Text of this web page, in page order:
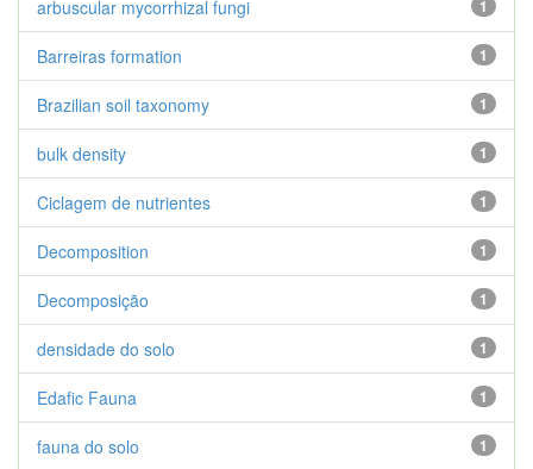
1
arbuscular mycorrhizal fungi
1
Barreiras formation
1
Brazilian soil taxonomy
1
bulk density
1
Ciclagem de nutrientes
1
Decomposition
1
Decomposição
1
densidade do solo
1
Edafic Fauna
1
fauna do solo